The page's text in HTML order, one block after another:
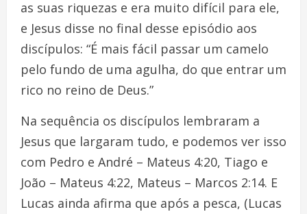
as suas riquezas e era muito difícil para ele,
e Jesus disse no final desse episódio aos
discípulos: “É mais fácil passar um camelo
pelo fundo de uma agulha, do que entrar um
rico no reino de Deus.”
Na sequência os discípulos lembraram a
Jesus que largaram tudo, e podemos ver isso
com Pedro e André – Mateus 4:20, Tiago e
João – Mateus 4:22, Mateus – Marcos 2:14. E
Lucas ainda afirma que após a pesca, (Lucas